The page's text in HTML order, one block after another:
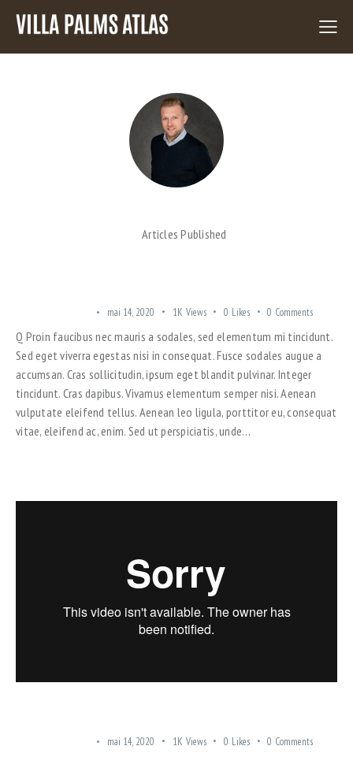
Articles Published
mai 14, 2020 1K Views 0 Likes 0 Comments
Q Proin faucibus nec mauris a sodales, sed elementum mi tincidunt.
Sed eget viverra egestas nisi in consequat. Fusce sodales augue a
accumsan. Cras sollicitudin, ipsum eget blandit pulvinar. Integer
tincidunt. Cras dapibus. Vivamus elementum semper nisi. Aenean
vulputate eleifend tellus. Aenean leo ligula, porttitor eu, consequat
vitae, eleifend ac, enim. Sed ut perspiciatis, unde…
mai 14, 2020 1K Views 0 Likes 0 Comments